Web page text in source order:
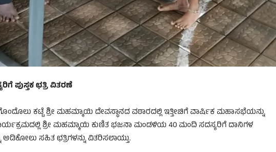
ಪುಸ್ತಕ ಛತ್ರಿ ವಿತರಣೆ
ಕಟ್ಟೆ ಶ್ರೀ ಮಹಮ್ಮಾಯಿ ದೇವಸ್ಥಾನದ ವಠಾರದಲ್ಲಿ ಇತ್ತೀಚಿಗೆ ವಾರ್ಷಿಕ ಮಹಾಸಭೆಯನ್ನು
ಶ್ರೀ ಮಹಮ್ಮಾಯಿ ಕುಣಿತ ಭಜನಾ ಮಂಡಳಿಯ 40 ಮಂದಿ ಸದಸ್ಯರಿಗೆ ದಾನಿಗಳ
ಸಹಿತ ಛತ್ರಿಗಳನ್ನು ವಿತರಿಸಲಾಯ್ತು.